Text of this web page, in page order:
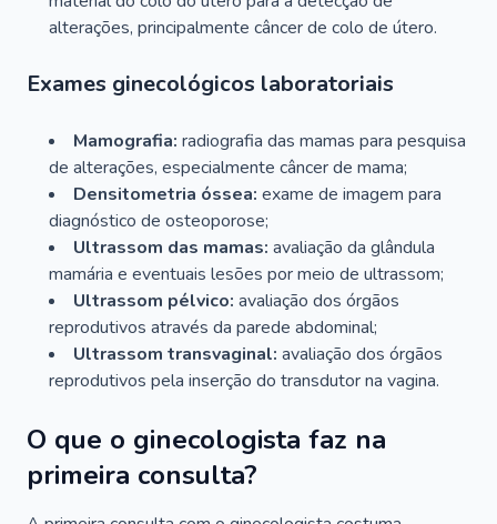
alterações, principalmente câncer de colo de útero.
Exames ginecológicos laboratoriais
Mamografia: radiografia das mamas para pesquisa
de alterações, especialmente câncer de mama;
Densitometria óssea: exame de imagem para
diagnóstico de osteoporose;
Ultrassom das mamas: avaliação da glândula
mamária e eventuais lesões por meio de ultrassom;
Ultrassom pélvico: avaliação dos órgãos
reprodutivos através da parede abdominal;
Ultrassom transvaginal: avaliação dos órgãos
reprodutivos pela inserção do transdutor na vagina.
O que o ginecologista faz na
primeira consulta?